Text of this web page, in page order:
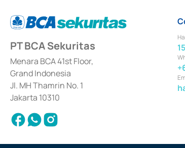
Settlement of Commercial Paper Transactions
PT BCA Sekuritas
Menara BCA 41st Floor,
Grand Indonesia
Jl. MH Thamrin No. 1
Jakarta 10310